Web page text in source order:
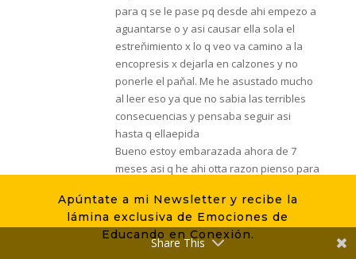
Apúntate a mi Newsletter y recibe la
lámina exclusiva de Emociones de
Educando en Conexión.
para q se le pase pq desde ahi empezo a
aguantarse o y asi causar ella sola el
estreňimiento x lo q veo va camino a la
encopresis x dejarla en calzones y no
ponerle el paňal. Me he asustado mucho
al leer eso ya que no sabia las terribles
consecuencias y pensaba seguir asi
hasta q ellaepida
Bueno estoy embarazada ahora de 7
meses asi q he ahi otta razon pienso para
hablamos del tema ella siempree dice no
voy a ensuciarme tengo q hacer en el
baňo pero llega el momento y no quiere ir,
Share This